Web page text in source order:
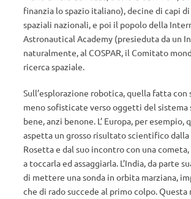
finanzia lo spazio italiano), decine di capi
spaziali nazionali, e poi il popolo della
Astronautical Academy (presieduta da un
naturalmente, al COSPAR, il Comitato
ricerca spaziale.
Sull’esplorazione robotica, quella fatta con
meno sofisticate verso oggetti del sistema
bene, anzi benone. L’ Europa, per esempio,
aspetta un grosso risultato scientifico dalla
Rosetta e dal suo incontro con una
a toccarla ed assaggiarla. L’India, da parte
di mettere una sonda in orbita marziana,
che di rado succede al primo colpo. Questa